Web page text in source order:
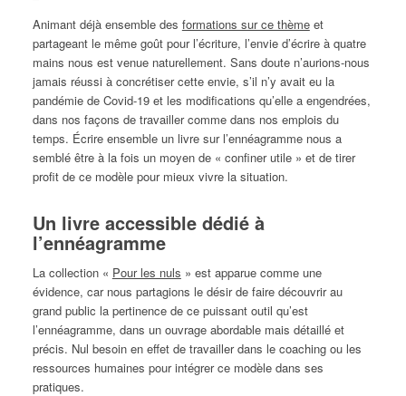
Animant déjà ensemble des formations sur ce thèmeet
partageant le même goût pour l’écriture, l’envie d’écrire à quatre
mains nous est venue naturellement. Sans doute n’aurions-nous
jamais réussi à concrétiser cette envie, s’il n’y avait eu la
pandémie de Covid-19 et les modifications qu’elle a engendrées,
dans nos façons de travailler comme dans nos emplois du
temps. Écrire ensemble un livre sur l’ennéagramme nous a
semblé être à la fois un moyen de « confiner utile » et de tirer
profit de ce modèle pour mieux vivre la situation.
Un livre accessible dédié à
l’ennéagramme
La collection « Pour les nuls » est apparue comme une
évidence, car nous partagions le désir de faire découvrir au
grand public la pertinence de ce puissant outil qu’est
l’ennéagramme, dans un ouvrage abordable mais détaillé et
précis. Nul besoin en effet de travailler dans le coaching ou les
ressources humaines pour intégrer ce modèle dans ses
pratiques.